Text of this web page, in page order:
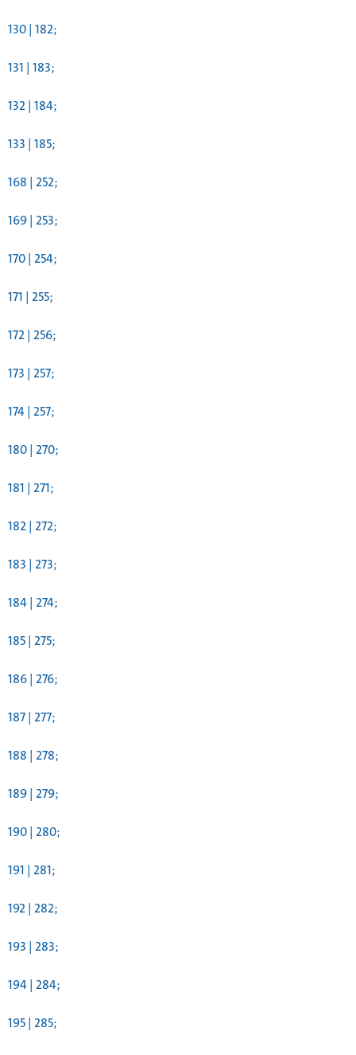
130 | 182;
131 | 183;
132 | 184;
133 | 185;
168 | 252;
169 | 253;
170 | 254;
171 | 255;
172 | 256;
173 | 257;
174 | 257;
180 | 270;
181 | 271;
182 | 272;
183 | 273;
184 | 274;
185 | 275;
186 | 276;
187 | 277;
188 | 278;
189 | 279;
190 | 280;
191 | 281;
192 | 282;
193 | 283;
194 | 284;
195 | 285;